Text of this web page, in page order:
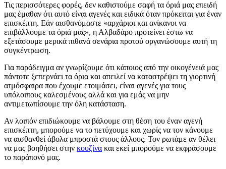
Τις περισσότερες φορές, δεν καθιστούμε σαφή τα όριά μας επειδή
μας έμαθαν ότι αυτό είναι αγενές και ειδικά όταν πρόκειται για έναν
επισκέπτη. Εάν αισθανόμαστε «αρχάριοι και ανίκανοι να
επιβάλλουμε τα όριά μας», η Αλβαδάρο προτείνει έστω να
εξετάσουμε μερικά πιθανά σενάρια προτού οργανώσουμε αυτή τη
συγκέντρωση.
Για παράδειγμα αν γνωρίζουμε ότι κάποιος από την οικογένειά μας
πάντοτε ξεπερνάει τα όρια και απειλεί να καταστρέψει τη γιορτινή
ατμόσφαιρα που έχουμε ετοιμάσει, είναι αγενές για τους
υπόλοιπους καλεσμένους αλλά και για εμάς να μην
αντιμετωπίσουμε την όλη κατάσταση.
Αν λοιπόν επιδιώκουμε να βάλουμε στη θέση του έναν αγενή
επισκέπτη, μπορούμε να το πετύχουμε και χωρίς να τον κάνουμε
να αισθανθεί άβολα μπροστά στους άλλους. Τον ρωτάμε αν θέλει
να μας βοηθήσει στην κουζίνα και εκεί μπορούμε να εκφράσουμε
το παράπονό μας.